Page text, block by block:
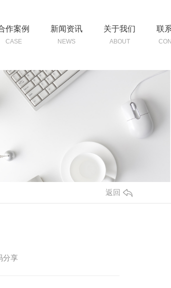
作案例
CASE
新闻资讯
NEWS
关于我们
ABOUT
联
返回
分享